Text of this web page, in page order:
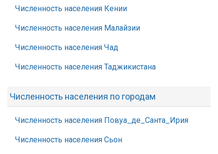
Численность населения Кении
Численность населения Малайзии
Численность населения Чад
Численность населения Таджикистана
Численность населения по городам
Численность населения Повуа_де_Санта_Ирия
Численность населения Сьон